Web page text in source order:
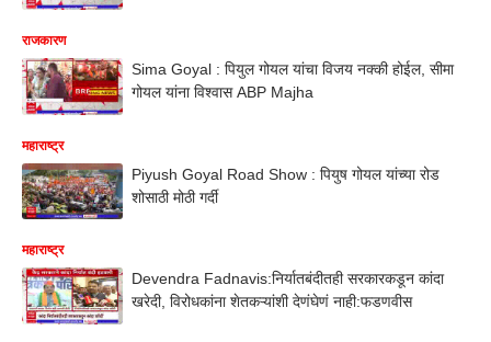
राजकारण
Sima Goyal : पियुल गोयल यांचा विजय नक्की होईल, सीमा
गोयल यांना विश्वास ABP Majha
महाराष्ट्र
Piyush Goyal Road Show : पियुष गोयल यांच्या रोड
शोसाठी मोठी गर्दी
महाराष्ट्र
Devendra Fadnavis:निर्यातबंदीतही सरकारकडून कांदा
खरेदी, विरोधकांना शेतकऱ्यांशी देणंघेणं नाही:फडणवीस